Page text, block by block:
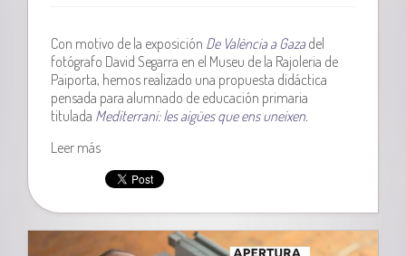
Con motivo de la exposición De València a Gazadel
fotógrafo David Segarra en el Museu de la Rajoleria de
Paiporta, hemos realizado una propuesta didáctica
pensada para alumnado de educación primaria
titulada Mediterrani: les aigües que ens uneixen.
Leer más